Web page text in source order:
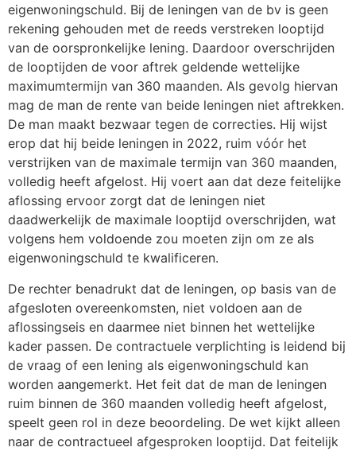
eigenwoningschuld. Bij de leningen van de bv is geen
rekening gehouden met de reeds verstreken looptijd
van de oorspronkelijke lening. Daardoor overschrijden
de looptijden de voor aftrek geldende wettelijke
maximumtermijn van 360 maanden. Als gevolg hiervan
mag de man de rente van beide leningen niet aftrekken.
De man maakt bezwaar tegen de correcties. Hij wijst
erop dat hij beide leningen in 2022, ruim vóór het
verstrijken van de maximale termijn van 360 maanden,
volledig heeft afgelost. Hij voert aan dat deze feitelijke
aflossing ervoor zorgt dat de leningen niet
daadwerkelijk de maximale looptijd overschrijden, wat
volgens hem voldoende zou moeten zijn om ze als
eigenwoningschuld te kwalificeren.
De rechter benadrukt dat de leningen, op basis van de
afgesloten overeenkomsten, niet voldoen aan de
aflossingseis en daarmee niet binnen het wettelijke
kader passen. De contractuele verplichting is leidend bij
de vraag of een lening als eigenwoningschuld kan
worden aangemerkt. Het feit dat de man de leningen
ruim binnen de 360 maanden volledig heeft afgelost,
speelt geen rol in deze beoordeling. De wet kijkt alleen
naar de contractueel afgesproken looptijd. Dat feitelijk